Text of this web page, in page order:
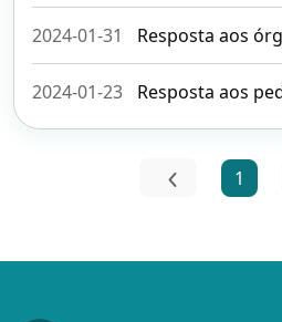
2024-01-31 Resposta aos órgãos de comunicação social sobre o “Relatório
2024-01-23 Resposta aos pedidos de informação dos meios de
1